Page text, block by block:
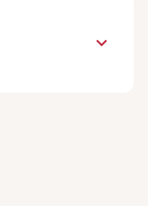
keyboard_arrow_down